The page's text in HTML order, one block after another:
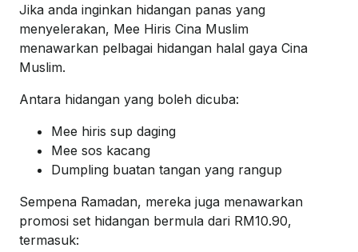
Jika anda inginkan hidangan panas yang
menyelerakan, Mee Hiris Cina Muslim
menawarkan pelbagai hidangan halal gaya Cina
Muslim.
Antara hidangan yang boleh dicuba:
Mee hiris sup daging
Mee sos kacang
Dumpling buatan tangan yang rangup
Sempena Ramadan, mereka juga menawarkan
promosi set hidangan bermula dari RM10.90,
termasuk: